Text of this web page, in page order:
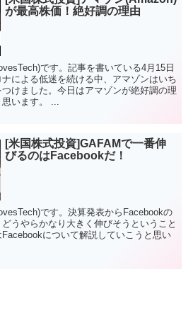
が最高株価！絶好調の理由
です。記事を書いている4月15日
による低迷を続ける中、アマゾンはいち
けました。今日はアマゾンが絶好調の理
います。 ...
[米国株式投資]GAFAMで一番伸
びるのはFacebookだ！
です。決算発表からFacebookの
うやらかなり大きく伸びそうということ
について解説していこうと思い